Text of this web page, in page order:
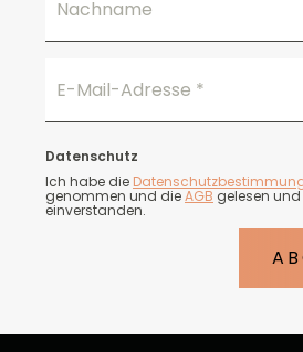
Nachname
E-Mail-Adresse *
Datenschutz
Ich habe die
genommen und dieAGB gelesen
einverstanden.